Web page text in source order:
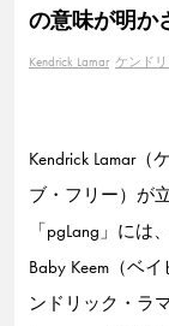
の意味が明か
Kendrick Lamar ケンド
Kendrick Lamar
ブ・フリー）が
「pgLang」に
Baby Keem（ベ
ンドリック・ラ